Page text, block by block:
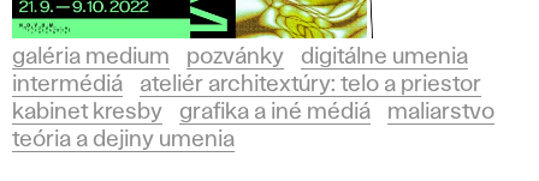
galéria medium pozvánky
digitálne umenia
intermédiá
ateliér architextúry: telo a priestor
kabinet kresby
grafika a iné médiá
maliarstvo
teória a dejiny umenia